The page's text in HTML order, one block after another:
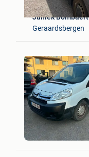
Janiek Bombaert
Geraardsbergen
bjorn
Eeklo